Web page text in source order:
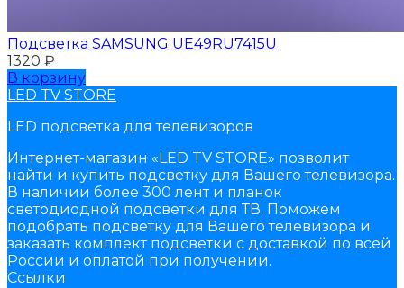
Подсветка SAMSUNG UЕ49RU7415U
1320 ₽
В корзину
LED TV STORE
LED подсветка для телевизоров
Интернет-магазин «LED TV STORE» позволит
найти и купить подсветку для Вашего телевизора.
В наличии более 300 лент и планок
светодиодной подсветки для ТВ. Поможем
подобрать подсветку для Вашего телевизора и
заказать комплект подсветки с доставкой по всей
России и оплатой при получении.
Ссылки